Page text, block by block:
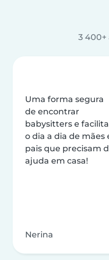
3 400+
Uma forma segura
de encontrar
babysitters e
o dia a dia de mães
pais que precisam
ajuda em casa!
Nerina